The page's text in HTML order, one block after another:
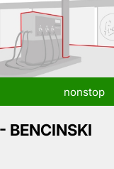
nonstop
BENCINSKI